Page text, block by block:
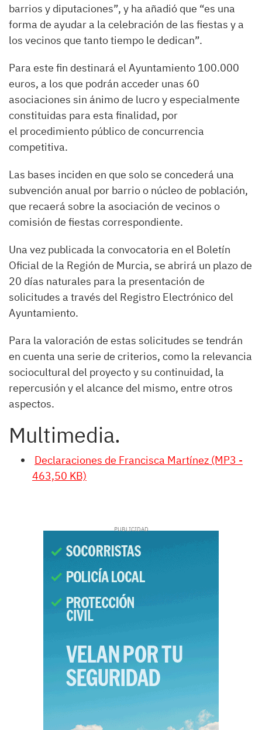
barrios y diputaciones”, y ha añadió que “es una
forma de ayudar a la celebración de las fiestas y a
los vecinos que tanto tiempo le dedican”.
Para este fin destinará el Ayuntamiento 100.000
euros, a los que podrán acceder unas 60
asociaciones sin ánimo de lucro y especialmente
constituidas para esta finalidad, por
el procedimiento público de concurrencia
competitiva.
Las bases inciden en que solo se concederá una
subvención anual por barrio o núcleo de población,
que recaerá sobre la asociación de vecinos o
comisión de fiestas correspondiente.
Una vez publicada la convocatoria en el Boletín
Oficial de la Región de Murcia, se abrirá un plazo de
20 días naturales para la presentación de
solicitudes a través del Registro Electrónico del
Ayuntamiento.
Para la valoración de estas solicitudes se tendrán
en cuenta una serie de criterios, como la relevancia
sociocultural del proyecto y su continuidad, la
repercusión y el alcance del mismo, entre otros
aspectos.
Multimedia.
Declaraciones de Francisca Martínez (MP3 -
463,50 KB)